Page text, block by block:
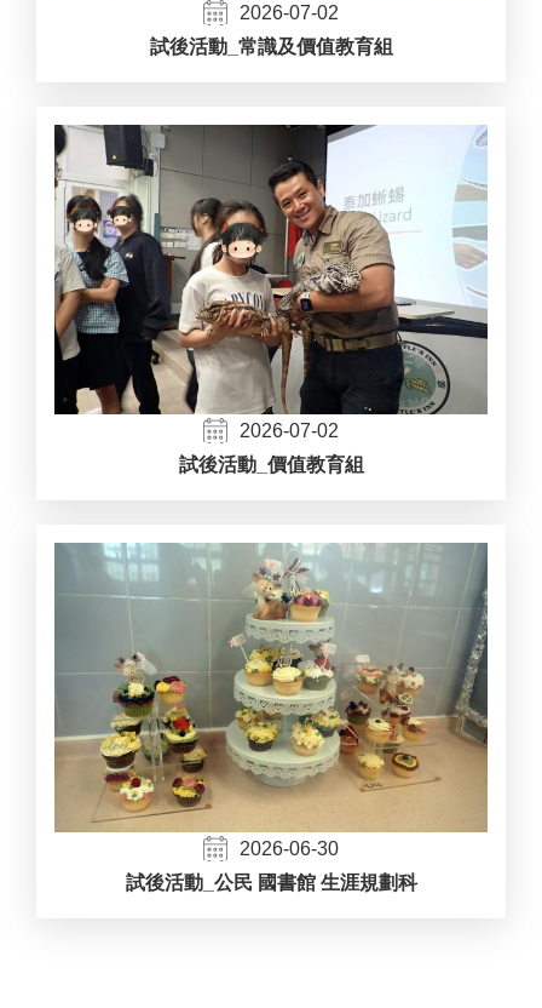
2026-07-02
試後活動_常識及價值教育組
2026-07-02
試後活動_價值教育組
2026-06-30
試後活動_公民 國書館 生涯規劃科